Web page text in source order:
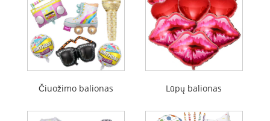
Čiuožimo balionas Lūpų balionas